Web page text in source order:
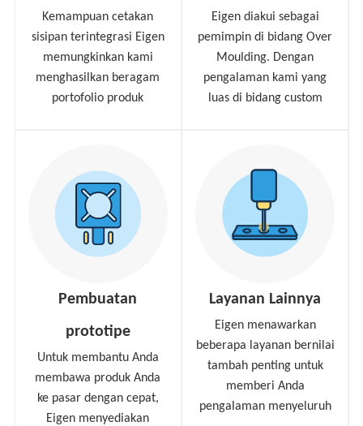
Kemampuan cetakan
sisipan terintegrasi Eigen
memungkinkan kami
menghasilkan beragam
portofolio produk
Eigen diakui sebagai
pemimpin di bidang Over
Moulding. Dengan
pengalaman kami yang
luas di bidang custom
Pembuatan
prototipe
Untuk membantu Anda
membawa produk Anda
ke pasar dengan cepat,
Eigen menyediakan
Layanan Lainnya
Eigen menawarkan
beberapa layanan bernilai
tambah penting untuk
memberi Anda
pengalaman menyeluruh